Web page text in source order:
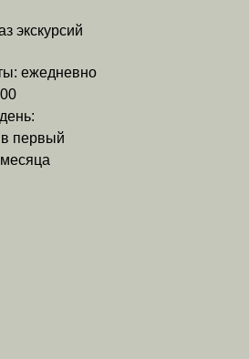
ежедневно
первый
экскурсий